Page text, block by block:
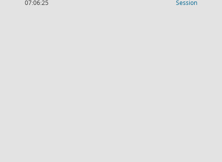
07:06:25
Session(Wird in